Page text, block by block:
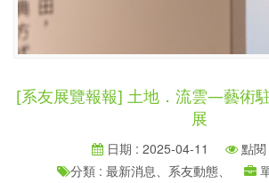
[系友展覽報報] 土地．流雲—藝術
展
日期 : 2025-04-11
點閱
分類 : 最新消息、系友動態、